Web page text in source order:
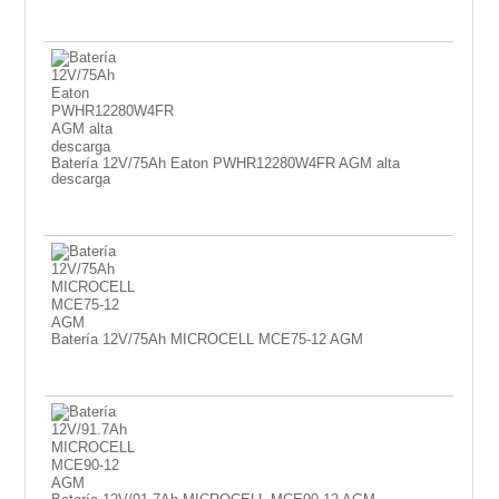
Batería 12V/75Ah Eaton PWHR12280W4FR AGM alta
descarga
Batería 12V/75Ah MICROCELL MCE75-12 AGM